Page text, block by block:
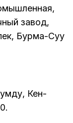
завод,
Бурма-Суу
Кен-